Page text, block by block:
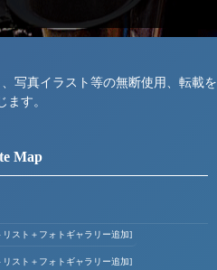
写真イラスト等の無断使用、転載を
ます。
Map
スト＋フォトギャラリー追加]
スト＋フォトギャラリー追加]